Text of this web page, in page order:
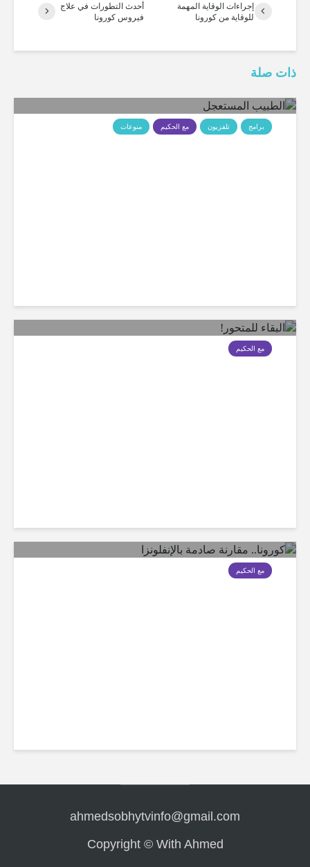
إجراءات الوقاية المهمة
للوقاية من كورونا
أحدث التطورات في علاج
فيروس كورونا
ذات صلة
برامج تلفزيون مع الحكيم منوعات
مع الحكيم
مع الحكيم
ahmedsobhytvinfo@gmail.com
Copyright © With Ahmed